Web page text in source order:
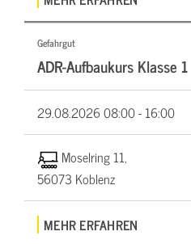
Gefahrgut
ADR-Aufbaukurs Klasse 1
29.08.202608:00 - 16:00
Moselring 11,
56073 Koblenz
MEHR ERFAHREN